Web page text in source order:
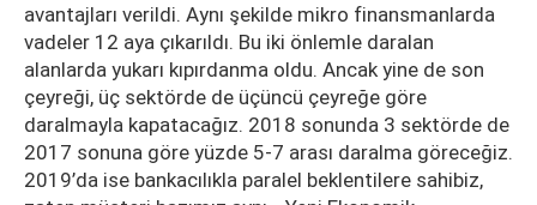
avantajları verildi. Aynı şekilde mikro finansmanlarda
vadeler 12 aya çıkarıldı. Bu iki önlemle daralan
alanlarda yukarı kıpırdanma oldu. Ancak yine de son
çeyreği, üç sektörde de üçüncü çeyreğe göre
daralmayla kapatacağız. 2018 sonunda 3 sektörde de
2017 sonuna göre yüzde 5-7 arası daralma göreceğiz.
2019’da ise bankacılıkla paralel beklentilere sahibiz,